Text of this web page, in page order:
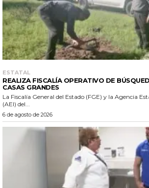
ESTATAL
REALIZA FISCALÍA OPERATIVO DE
CASAS GRANDES
La Fiscalía General del Estado (FGE) y la Agencia
(AEI) del...
6 de agosto de 2026